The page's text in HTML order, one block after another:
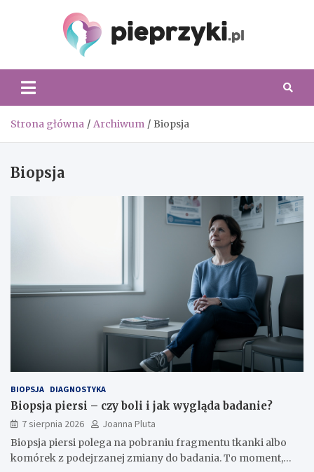
Strona główna Archiwum Biopsja
Biopsja
BIOPSJA DIAGNOSTYKA
Biopsja piersi – czy boli i jak wygląda badanie?
7 sierpnia 2026
Joanna Pluta
Biopsja piersi polega na pobraniu fragmentu tkanki albo
komórek z podejrzanej zmiany do badania. To moment,…